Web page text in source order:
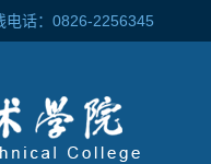
话：0826-2256345